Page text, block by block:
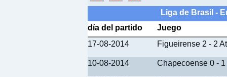
Liga de Brasil -
día del partido
Juego
17-08-2014
Figueirense 2 - 2
10-08-2014 Chapecoense 0 -